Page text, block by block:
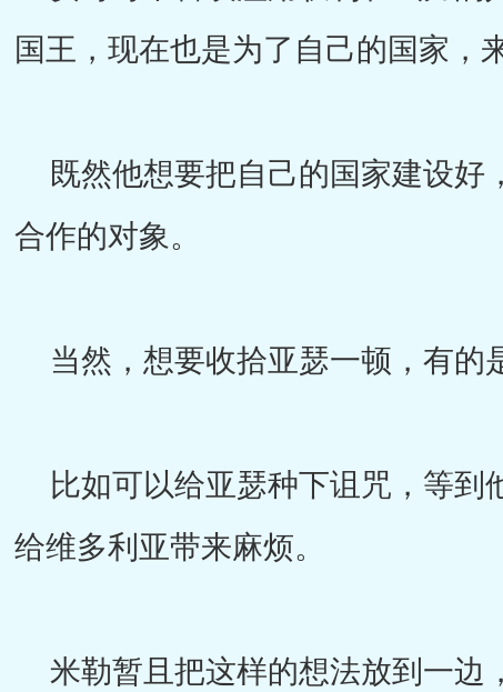
国王，现在也是为了自己的国家，
既然他想要把自己的国家建设好
合作的对象。
当然，想要收拾亚瑟一顿，有的
比如可以给亚瑟种下诅咒，等到
给维多利亚带来麻烦。
米勒暂且把这样的想法放到一边